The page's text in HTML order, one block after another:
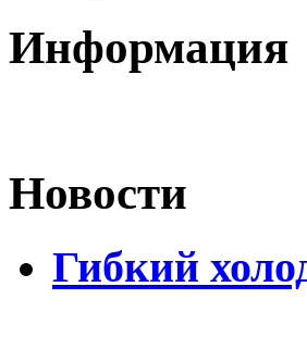
Информация
Новости
Гибкий